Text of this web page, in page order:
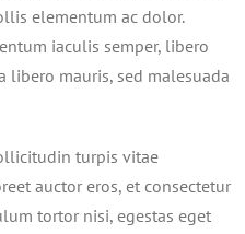
elementum ac dolor.
iaculis semper, libero
libero mauris, sed malesuada
turpis vitae
auctor eros, et consectetur
tortor nisi, egestas eget